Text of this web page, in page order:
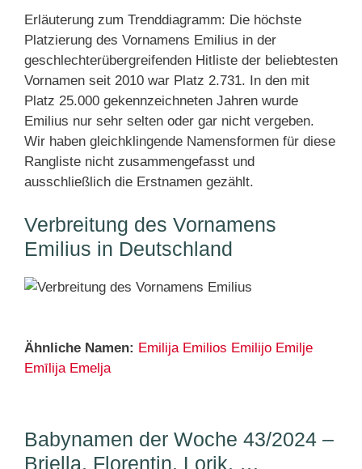
Erläuterung zum Trenddiagramm: Die höchste
Platzierung des Vornamens Emilius in der
geschlechterübergreifenden Hitliste der beliebtesten
Vornamen seit 2010 war Platz 2.731. In den mit
Platz 25.000 gekennzeichneten Jahren wurde
Emilius nur sehr selten oder gar nicht vergeben.
Wir haben gleichklingende Namensformen für diese
Rangliste nicht zusammengefasst und
ausschließlich die Erstnamen gezählt.
Verbreitung des Vornamens
Emilius in Deutschland
Ähnliche Namen: Emilija Emilios Emilijo Emilje
Emīlija Emelja
Babynamen der Woche 43/2024 –
Briella, Florentin, Lorik, …